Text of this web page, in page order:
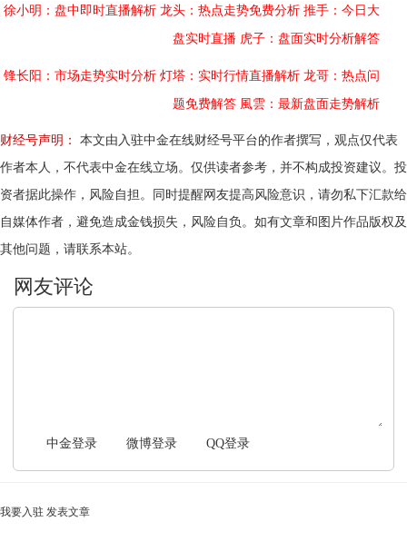
徐小明：盘中即时直播解析 龙头：热点走势免费分析 推手：今日大
盘实时直播 虎子：盘面实时分析解答
锋长阳：市场走势实时分析 灯塔：实时行情直播解析 龙哥：热点问
题免费解答 風雲：最新盘面走势解析
财经号声明：
本文由入驻中金在线财经号平台的作者撰写，观点仅代表
作者本人，不代表中金在线立场。仅供读者参考，并不构成投资建议。投
资者据此操作，风险自担。同时提醒网友提高风险意识，请勿私下汇款给
自媒体作者，避免造成金钱损失，风险自负。如有文章和图片作品版权及
其他问题，请联系本站。
中金登录 微博登录 QQ登录
我要入驻 发表文章